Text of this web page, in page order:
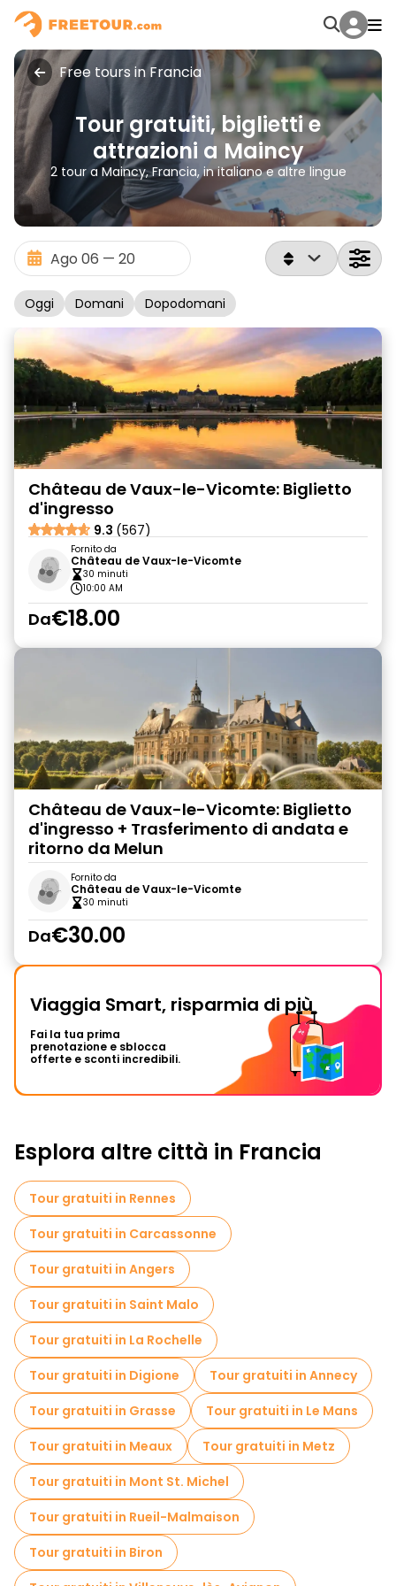
Free tours in Francia
Tour gratuiti, biglietti e
attrazioni a Maincy
2 tour a Maincy, Francia, in italiano e altre lingue
Oggi Domani Dopodomani
Château de Vaux-le-Vicomte: Biglietto
d'ingresso
9.3 (567)
Fornito da
Château de Vaux-le-Vicomte
30 minuti
10:00 AM
Da€18.00
Château de Vaux-le-Vicomte: Biglietto
d'ingresso + Trasferimento di andata e
ritorno da Melun
Fornito da
Château de Vaux-le-Vicomte
30 minuti
Da€30.00
Viaggia Smart, risparmia di più
Fai la tua prima
prenotazione e sblocca
offerte e sconti incredibili.
Esplora altre città in Francia
Tour gratuiti in Rennes
Tour gratuiti in Carcassonne
Tour gratuiti in Angers
Tour gratuiti in Saint Malo
Tour gratuiti in La Rochelle
Tour gratuiti in Digione
Tour gratuiti in Annecy
Tour gratuiti in Grasse
Tour gratuiti in Le Mans
Tour gratuiti in Meaux
Tour gratuiti in Metz
Tour gratuiti in Mont St. Michel
Tour gratuiti in Rueil-Malmaison
Tour gratuiti in Biron